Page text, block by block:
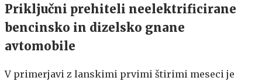
Priključni prehiteli neelektrificirane
bencinsko in dizelsko gnane
avtomobile
V primerjavi z lanskimi prvimi štirimi meseci je